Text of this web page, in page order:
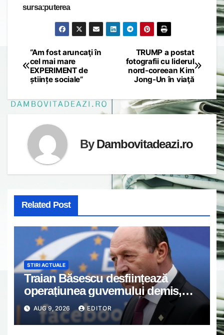
sursa:puterea
Post
navigation
TRUMP a postat
fotografii cu liderul
nord-coreean Kim
Jong-Un în viaţă
“Am fost aruncaţi în
cel mai mare
EXPERIMENT de
științe sociale”
ByDambovitadeazi.ro
Related Post
STIRI ACTUALE
Traian Băsescu desființează
operațiunea guvernului demis,
Bolojan, de scufundare a barjelor
în Dunăre: „Este o improvizație”
AUG 9, 2026 EDITOR